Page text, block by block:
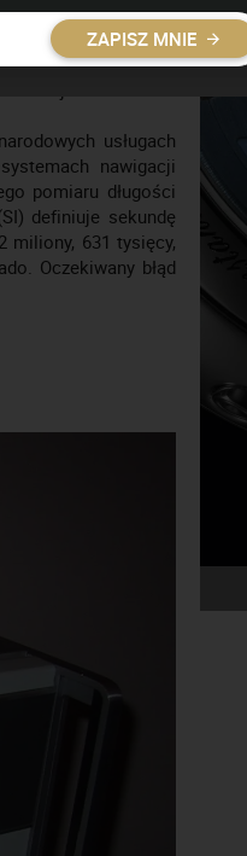
cezu lub
identyczne i kiedy
atomów działają
usługach
nawigacji
pomiaru długości
definiuje sekundę
miliony, 631 tysięcy,
Oczekiwany błąd
ZAPISZ MNIE